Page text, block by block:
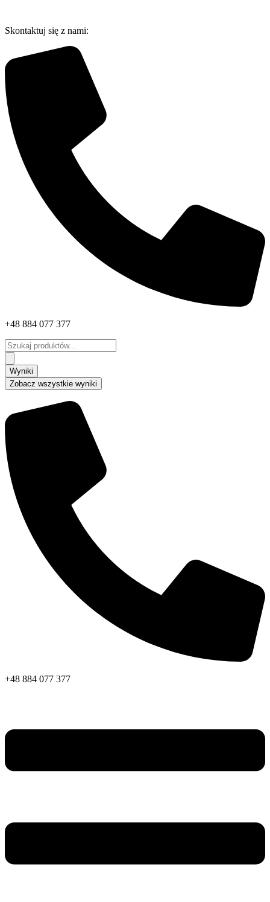
treści
Skontaktuj się z nami:
+48 884 077 377
Search
...
Wyniki
Zobacz wszystkie wyniki
+48 884 077 377